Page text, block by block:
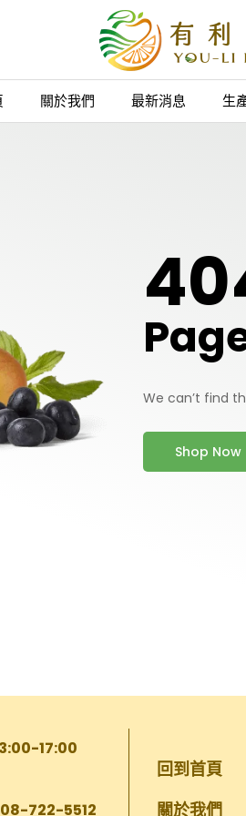
關於我們 最新消息 生
We can’t find
Shop Now
17:00
722-5512
回到首頁
關於我們